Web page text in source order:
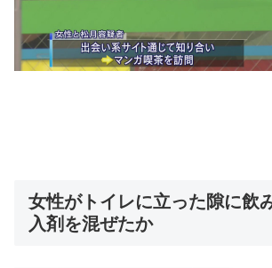
女性がトイレに立った隙に飲
入剤を混ぜたか